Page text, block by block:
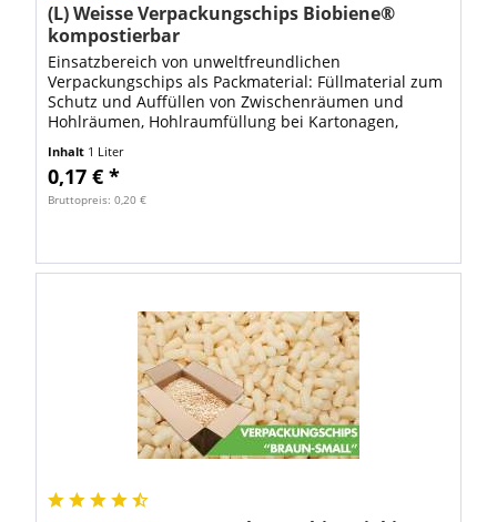
(L) Weisse Verpackungschips Biobiene®
kompostierbar
Einsatzbereich von unweltfreundlichen
Verpackungschips als Packmaterial: Füllmaterial zum
Schutz und Auffüllen von Zwischenräumen und
Hohlräumen, Hohlraumfüllung bei Kartonagen,
Gütern. FSP...
Inhalt 1 Liter
0,17 € *
Bruttopreis: 0,20 €